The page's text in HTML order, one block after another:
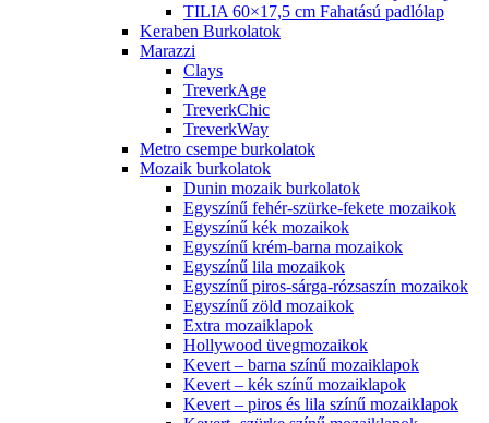
TILIA 60×17,5 cm Fahatású padlólap
Keraben Burkolatok
Marazzi
Clays
TreverkAge
TreverkChic
TreverkWay
Metro csempe burkolatok
Mozaik burkolatok
Dunin mozaik burkolatok
Egyszínű fehér-szürke-fekete mozaikok
Egyszínű kék mozaikok
Egyszínű krém-barna mozaikok
Egyszínű lila mozaikok
Egyszínű piros-sárga-rózsaszín mozaikok
Egyszínű zöld mozaikok
Extra mozaiklapok
Hollywood üvegmozaikok
Kevert – barna színű mozaiklapok
Kevert – kék színű mozaiklapok
Kevert – piros és lila színű mozaiklapok